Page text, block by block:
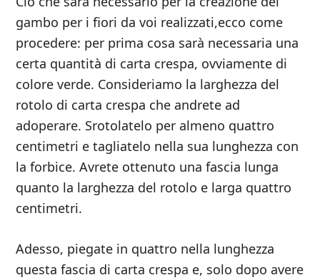
gambo per i fiori da voi realizzati,ecco come
procedere: per prima cosa sarà necessaria una
certa quantità di carta crespa, ovviamente di
colore verde. Consideriamo la larghezza del
rotolo di carta crespa che andrete ad
adoperare. Srotolatelo per almeno quattro
centimetri e tagliatelo nella sua lunghezza con
la forbice. Avrete ottenuto una fascia lunga
quanto la larghezza del rotolo e larga quattro
centimetri.
Adesso, piegate in quattro nella lunghezza
questa fascia di carta crespa e, solo dopo avere